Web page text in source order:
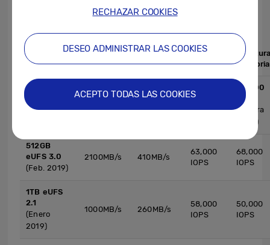
Producto
Lectura
secuencial
Escritura
secuencial
Lectura
aleatoria
aleatoria
512GB
(Marzo
1200MB/s
IOPS
(mejora
70,000
IOPS
(mejora
x1.03)
512GB
eUFS 3.0
(Feb. 2019)
2100MB/s 410MB/s
63,000
IOPS
68,000
IOPS
1TB eUFS
2.1
(Enero
2019)
1000MB/s 260MB/s
58,000
IOPS
50,000
IOPS
RECHAZAR COOKIES
DESEO ADMINISTRAR LAS COOKIES
ACEPTO TODAS LAS COOKIES